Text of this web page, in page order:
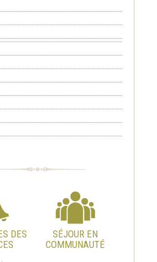
DES
SÉJOUR EN
COMMUNAUTÉ